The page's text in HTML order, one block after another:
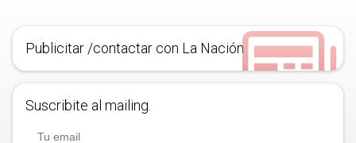
Publicitar /contactar con La Nación
Suscribite al mailing.